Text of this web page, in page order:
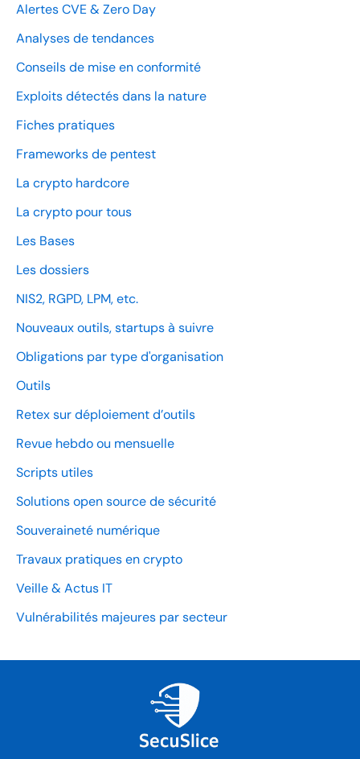
Alertes CVE & Zero Day
Analyses de tendances
Conseils de mise en conformité
Exploits détectés dans la nature
Fiches pratiques
Frameworks de pentest
La crypto hardcore
La crypto pour tous
Les Bases
Les dossiers
NIS2, RGPD, LPM, etc.
Nouveaux outils, startups à suivre
Obligations par type d'organisation
Outils
Retex sur déploiement d’outils
Revue hebdo ou mensuelle
Scripts utiles
Solutions open source de sécurité
Souveraineté numérique
Travaux pratiques en crypto
Veille & Actus IT
Vulnérabilités majeures par secteur